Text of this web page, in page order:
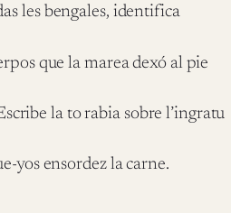
les bengales, identifica
que la marea dexó al pie
la to rabia sobre l’ingratu
yos ensordez la carne.